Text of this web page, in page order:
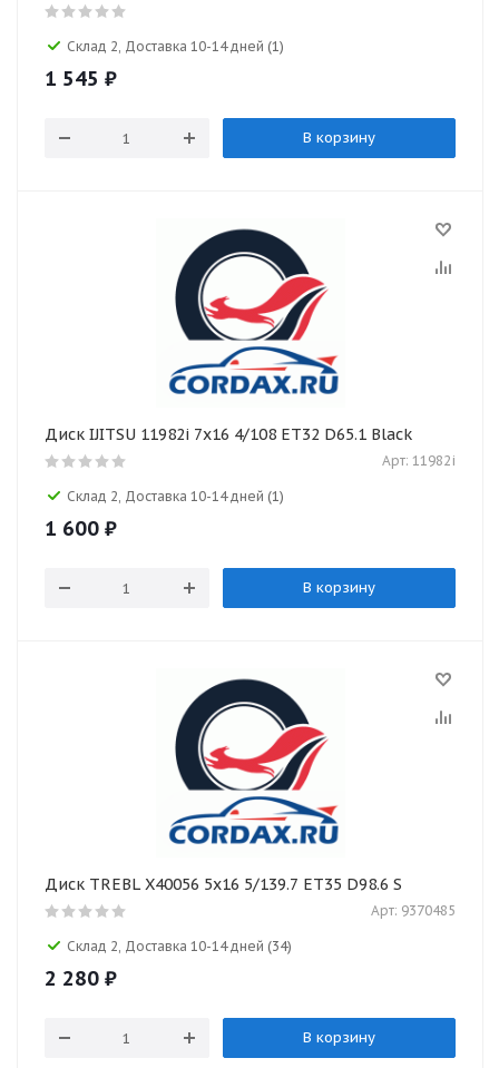
Склад 2, Доставка 10-14 дней (1)
1 545 ₽
В корзину
Диск IJITSU 11982i 7x16 4/108 ET32 D65.1 Black
Арт: 11982i
Склад 2, Доставка 10-14 дней (1)
1 600 ₽
В корзину
Диск TREBL X40056 5x16 5/139.7 ET35 D98.6 S
Арт: 9370485
Склад 2, Доставка 10-14 дней (34)
2 280 ₽
В корзину